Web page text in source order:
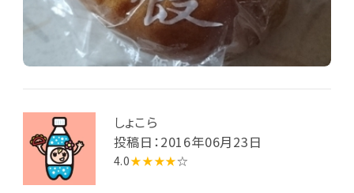
しょこら
投稿日：2016年06月23日
4.0★★★★☆